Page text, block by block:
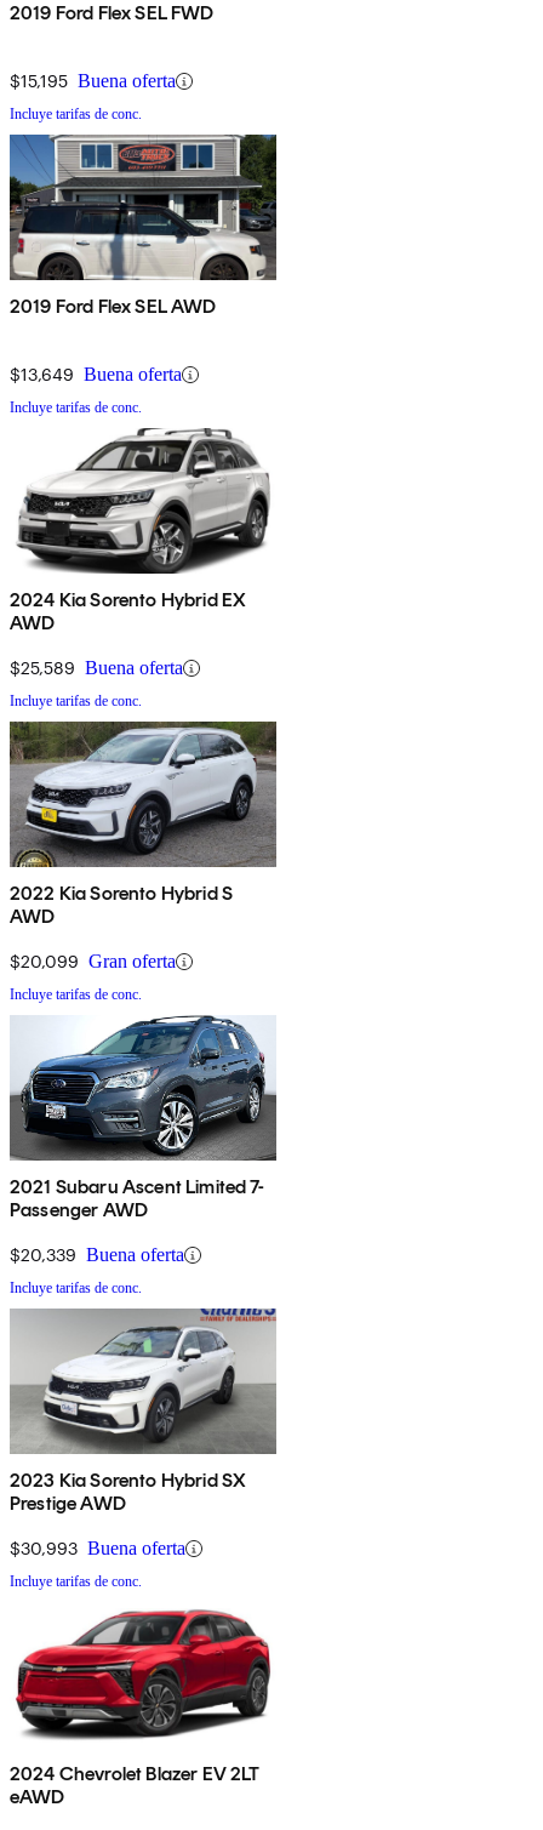
2019 Ford Flex SEL FWD
$15,195 Buena oferta
Incluye tarifas de conc.
2019 Ford Flex SEL AWD
$13,649 Buena oferta
Incluye tarifas de conc.
2024 Kia Sorento Hybrid EX
AWD
$25,589 Buena oferta
Incluye tarifas de conc.
2022 Kia Sorento Hybrid S
AWD
$20,099 Gran oferta
Incluye tarifas de conc.
2021 Subaru Ascent Limited 7-
Passenger AWD
$20,339 Buena oferta
Incluye tarifas de conc.
2023 Kia Sorento Hybrid SX
Prestige AWD
$30,993 Buena oferta
Incluye tarifas de conc.
2024 Chevrolet Blazer EV 2LT
eAWD